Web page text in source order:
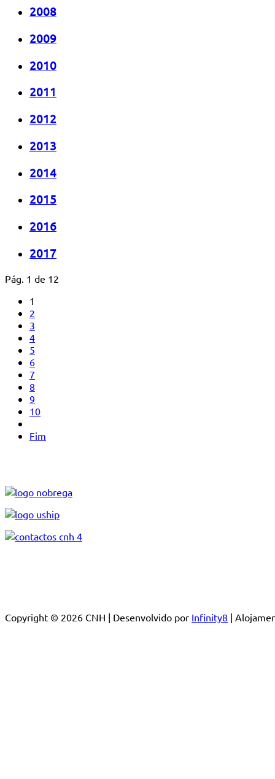
2008
2009
2010
2011
2012
2013
2014
2015
2016
2017
Pág. 1 de 12
1
2
3
4
5
6
7
8
9
10
Fim
Copyright © 2026 CNH | Desenvolvido por Infinity8 |